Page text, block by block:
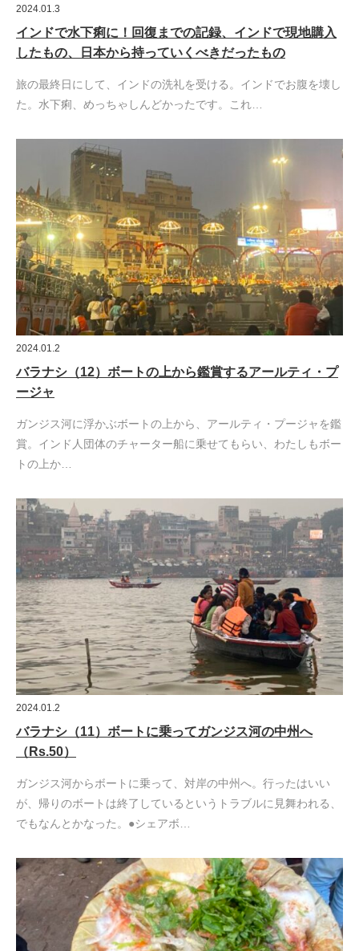
2024.01.3
インドで水下痢に！回復までの記録、インドで現地購入
したもの、日本から持っていくべきだったもの
旅の最終日にして、インドの洗礼を受ける。インドでお腹を壊し
た。水下痢、めっちゃしんどかったです。これ…
2024.01.2
バラナシ（12）ボートの上から鑑賞するアールティ・プ
ージャ
ガンジス河に浮かぶボートの上から、アールティ・プージャを鑑
賞。インド人団体のチャーター船に乗せてもらい、わたしもボー
トの上か…
2024.01.2
バラナシ（11）ボートに乗ってガンジス河の中州へ
（Rs.50）
ガンジス河からボートに乗って、対岸の中州へ。行ったはいい
が、帰りのボートは終了しているというトラブルに見舞われる、
でもなんとかなった。●シェアボ…